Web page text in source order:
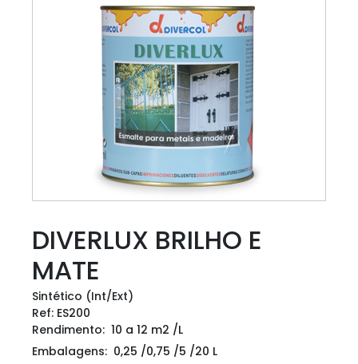
DIVERLUX BRILHO E
MATE
Sintético (Int/Ext)
Ref: ES200
Rendimento: 10 a 12 m2 /L
Embalagens: 0,25 /0,75 /5 /20 L